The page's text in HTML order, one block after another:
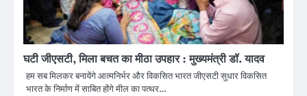
घटी जीएसटी, मिला बचत का मीठा उपहार : मुख्यमंत्री डॉ. यादव
हम सब मिलकर बनायेंगे आत्मनिर्भर और विकसित भारत जीएसटी सुधार विकसित
भारत के निर्माण में साबित होंगे मील का पत्थर…